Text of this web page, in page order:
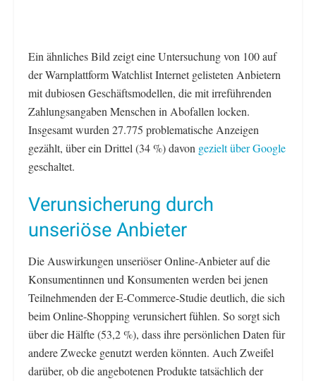
Ein ähnliches Bild zeigt eine Untersuchung von 100 auf
der Warnplattform Watchlist Internet gelisteten Anbietern
mit dubiosen Geschäftsmodellen, die mit irreführenden
Zahlungsangaben Menschen in Abofallen locken.
Insgesamt wurden 27.775 problematische Anzeigen
gezählt, über ein Drittel (34 %) davon gezielt über Google
geschaltet.
Verunsicherung durch
unseriöse Anbieter
Die Auswirkungen unseriöser Online-Anbieter auf die
Konsumentinnen und Konsumenten werden bei jenen
Teilnehmenden der E-Commerce-Studie deutlich, die sich
beim Online-Shopping verunsichert fühlen. So sorgt sich
über die Hälfte (53,2 %), dass ihre persönlichen Daten für
andere Zwecke genutzt werden könnten. Auch Zweifel
darüber, ob die angebotenen Produkte tatsächlich der